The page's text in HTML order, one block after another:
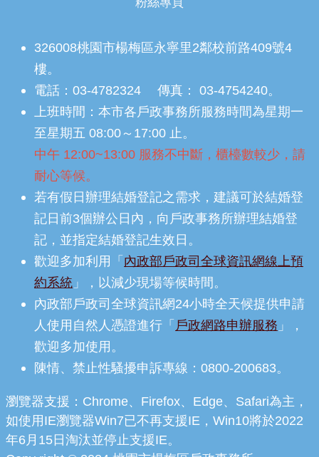
粉絲專頁
326008桃園市楊梅區永寧里2鄰校前路409號4
樓。
電話：03-4782324 傳真： 03-4754240。
上班時間：本市各戶政事務所服務時間為星期一
至星期五 08:00～17:00 止。
中午 12:00~13:00 服務不中斷，櫃檯數較少，請
耐心等候。
若有假日辦理結婚登記之需求，建議可於結婚登
記日前3個辦公日內，向戶政事務所辦理結婚登
記，並指定結婚登記生效日。
歡迎多加利用「 內政部戶政司全球資訊網線上預
約系統 」，以減少現場等候時間。
內政部戶政司全球資訊網24小時全天候提供申請
人使用自然人憑證進行「 戶政網路申辦服務 」，
歡迎多加使用。
陳情、禁止性騷擾申訴專線：0800-200683。
瀏覽器支援：Chrome、Firefox、Edge、Safari為主，
如使用IE瀏覽器Win7已不再支援IE，Win10將於2022
年6月15日淘汰並停止支援IE。